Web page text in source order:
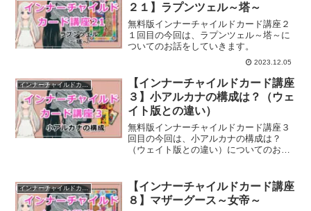
２１】ラプンツェル～塔～
無料版インナーチャイルドカード講座２
１回目の今回は、ラプンツェル～塔～に
ついてのお話をしていきます。
2023.12.05
インナーチャイルドカード講座
【インナーチャイルドカード講座
３】小アルカナの構成は？（ウェ
イト版との違い）
無料版インナーチャイルドカード講座３
回目の今回は、小アルカナの構成は？
（ウェイト版との違い）についてのお話
インナーチャイルドカード講座
【インナーチャイルドカード講座
８】マザーグース～女帝～